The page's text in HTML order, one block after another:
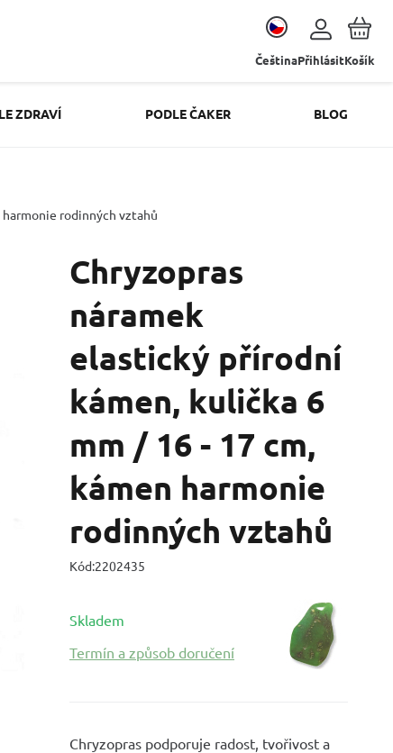
ČeštinaPřihlásitKošík
ZDRAVÍ PODLE ČAKER BLOG
harmonie rodinných vztahů
Chryzopras
náramek
elastický přírodní
kámen, kulička 6
mm / 16 - 17 cm,
kámen harmonie
rodinných vztahů
Kód:2202435
Skladem
Termín a způsob doručení
Chryzopras podporuje radost, tvořivost a